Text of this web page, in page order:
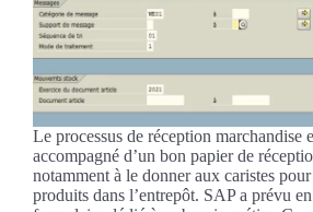
Le processus de réception marchandise
accompagné d’un bon papier de
notamment à le donner aux caristes
produits dans l’entrepôt. SAP a prévu